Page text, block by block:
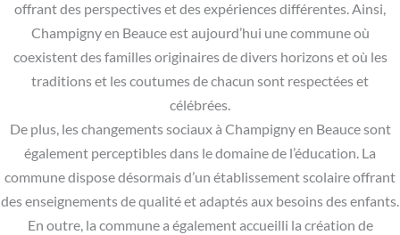
offrant des perspectives et des expériences différentes. Ainsi,
Champigny en Beauce est aujourd’hui une commune où
coexistent des familles originaires de divers horizons et où les
traditions et les coutumes de chacun sont respectées et
célébrées.
De plus, les changements sociaux à Champigny en Beauce sont
également perceptibles dans le domaine de l’éducation. La
commune dispose désormais d’un établissement scolaire offrant
des enseignements de qualité et adaptés aux besoins des enfants.
En outre, la commune a également accueilli la création de